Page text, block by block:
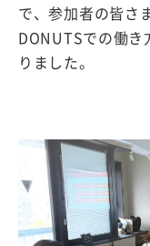
で、参加者の皆さ
DONUTSでの働き
りました。